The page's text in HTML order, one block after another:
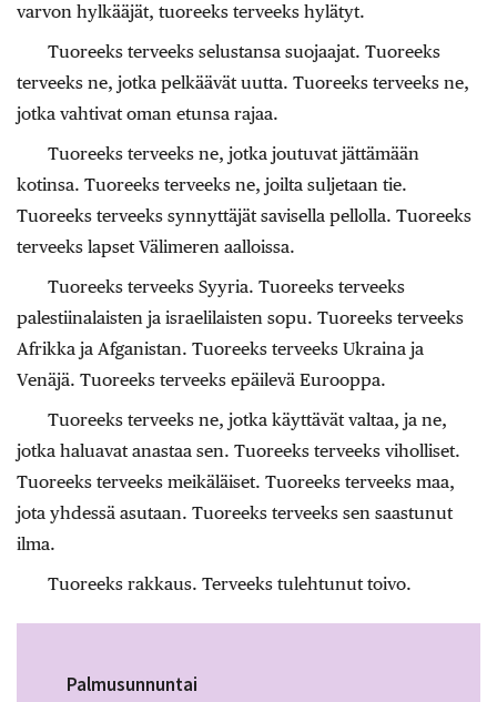
varvon hylkääjät, tuoreeks terveeks hylätyt.
Tuoreeks terveeks selustansa suojaajat. Tuoreeks
terveeks ne, jotka pelkäävät uutta. Tuoreeks terveeks ne,
jotka vahtivat oman etunsa rajaa.
Tuoreeks terveeks ne, jotka joutuvat jättämään
kotinsa. Tuoreeks terveeks ne, joilta suljetaan tie.
Tuoreeks terveeks synnyttäjät savisella pellolla. Tuoreeks
terveeks lapset Välimeren aalloissa.
Tuoreeks terveeks Syyria. Tuoreeks terveeks
palestiinalaisten ja israelilaisten sopu. Tuoreeks terveeks
Afrikka ja Afganistan. Tuoreeks terveeks Ukraina ja
Venäjä. Tuoreeks terveeks epäilevä Eurooppa.
Tuoreeks terveeks ne, jotka käyttävät valtaa, ja ne,
jotka haluavat anastaa sen. Tuoreeks terveeks viholliset.
Tuoreeks terveeks meikäläiset. Tuoreeks terveeks maa,
jota yhdessä asutaan. Tuoreeks terveeks sen saastunut
ilma.
Tuoreeks rakkaus. Terveeks tulehtunut toivo.
Palmusunnuntai